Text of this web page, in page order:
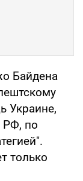
Байдена
Украине,
РФ, по
только